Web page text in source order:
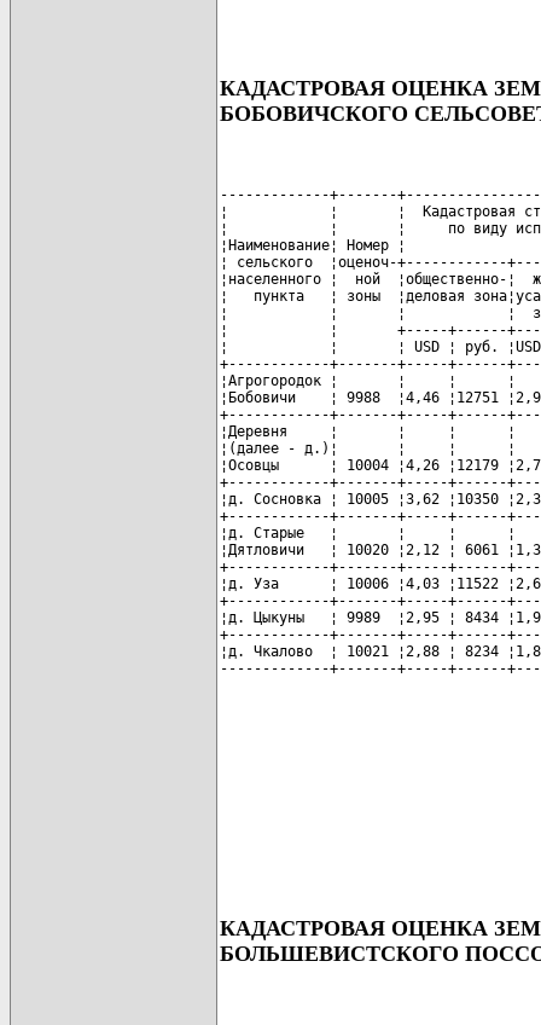
КАДАСТРОВАЯ ОЦЕНКА
БОБОВИЧСКОГО
-------------+-------
¦            ¦       ¦  Кадастровая
¦            ¦       ¦     по виду
¦Наименование¦ Номер ¦
¦ сельского  ¦оценоч-
¦населенного ¦  ной  ¦общественно-¦
¦   пункта   ¦ зоны  ¦деловая
¦            ¦       ¦            ¦
¦            ¦       +-----+------
¦            ¦       ¦ USD ¦ руб. ¦USD
+------------+-------+-----+------
¦Агрогородок ¦       ¦     ¦
¦Бобовичи    ¦ 9988  ¦4,46 ¦12751
+------------+-------+-----+------
¦Деревня     ¦       ¦     ¦
¦(далее - д.)¦       ¦     ¦
¦Осовцы      ¦ 10004 ¦4,26 ¦12179
+------------+-------+-----+------
¦д. Сосновка ¦ 10005 ¦3,62 ¦10350
+------------+-------+-----+------
¦д. Старые   ¦       ¦     ¦
¦Дятловичи   ¦ 10020 ¦2,12 ¦ 6061
+------------+-------+-----+------
¦д. Уза      ¦ 10006 ¦4,03 ¦11522
+------------+-------+-----+------
¦д. Цыкуны   ¦ 9989  ¦2,95 ¦ 8434
+------------+-------+-----+------
¦д. Чкалово  ¦ 10021 ¦2,88 ¦ 8234
-------------+-------+-----+------
КАДАСТРОВАЯ ОЦЕНКА
БОЛЬШЕВИСТСКОГО